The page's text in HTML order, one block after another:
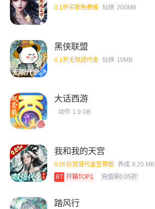
0.1折买断免费版 仙侠 200MB
黑侠联盟
0.1折无限送代金 仙侠 10MB
大话西游
动作 1.9 GB
我和我的天宫
0.05折双倍代金至尊版 养成 8.20 MB
BT 开箱TOP1 充值享0.05折
踏风行